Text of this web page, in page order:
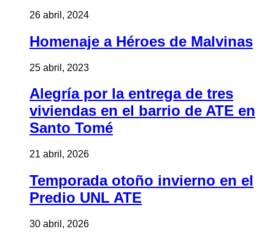
26 abril, 2024
Homenaje a Héroes de Malvinas
25 abril, 2023
Alegría por la entrega de tres
viviendas en el barrio de ATE en
Santo Tomé
21 abril, 2026
Temporada otoño invierno en el
Predio UNL ATE
30 abril, 2026